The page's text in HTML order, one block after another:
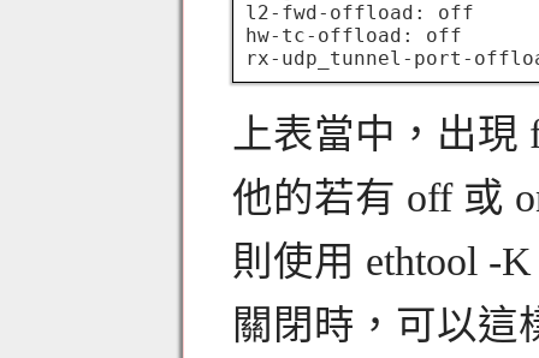
l2-fwd-offload: off
hw-tc-offload: off
上表當中，出
他的若有 off 或
則使用 ethtool -
關閉時，可以這